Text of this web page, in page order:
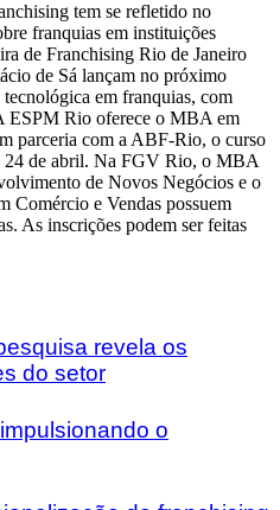
tem se refletido no
franquias em instituições
de Franchising Rio de Janeiro
de Sá lançam no próximo
tecnológica em franquias, com
ESPM Rio oferece o MBA em
parceria com a ABF-Rio, o curso
24 de abril. Na FGV Rio, o MBA
de Novos Negócios e o
Comércio e Vendas possuem
As inscrições podem ser feitas
revela os
do setor
o